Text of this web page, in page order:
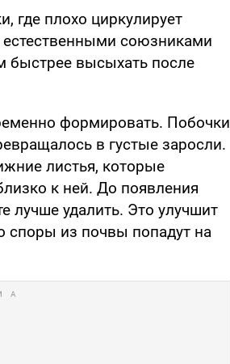
где плохо циркулирует
естественными союзниками
быстрее высыхать после
формировать. Побочки
в густые заросли.
листья, которые
к ней. До появления
лучше удалить. Это улучшит
споры из почвы попадут на